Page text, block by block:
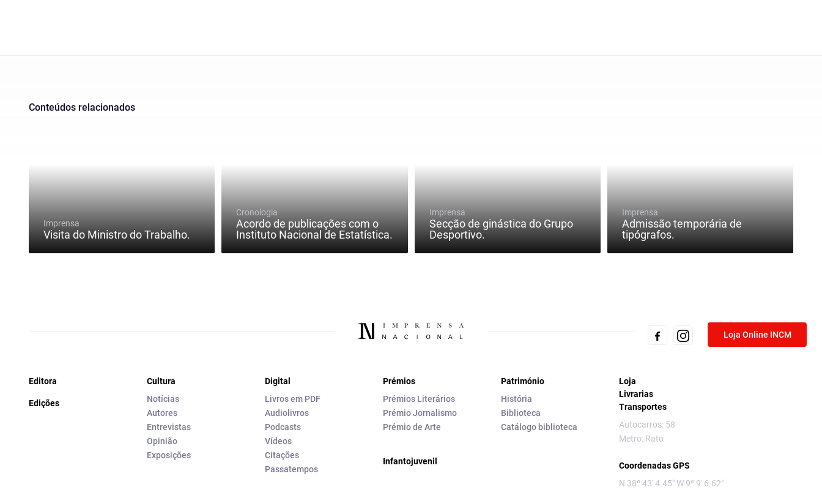
Conteúdos relacionados
Imprensa
Visita do Ministro do Trabalho.
Cronologia
Acordo de publicações com o
Instituto Nacional de Estatística.
Imprensa
Secção de ginástica do Grupo
Desportivo.
Imprensa
Admissão temporária de
tipógrafos.
Loja Online INCM
Editora
Edições
Cultura
Notícias
Autores
Entrevistas
Opinião
Exposições
Digital
Livros em PDF
Audiolivros
Podcasts
Vídeos
Citações
Passatempos
Prémios
Prémios Literários
Prémio Jornalismo
Prémio de Arte
Infantojuvenil
Património
História
Biblioteca
Catálogo biblioteca
Loja
Livrarias
Transportes
Autocarros: 58
Metro: Rato
Coordenadas GPS
N 38º 43' 4.45" W 9º 9' 6.62"